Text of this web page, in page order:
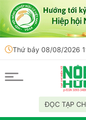
Thứ bảy 08/08/2026
ĐỌC TẠP